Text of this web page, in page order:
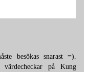
besökas snarast =).
på Kung